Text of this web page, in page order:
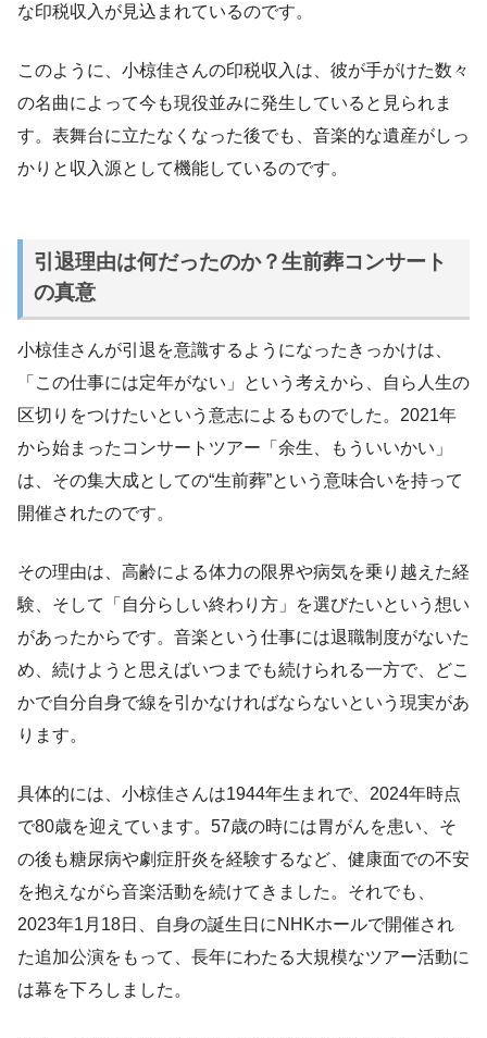
な印税収入が見込まれているのです。
このように、小椋佳さんの印税収入は、彼が手がけた数々
の名曲によって今も現役並みに発生していると見られま
す。表舞台に立たなくなった後でも、音楽的な遺産がしっ
かりと収入源として機能しているのです。
引退理由は何だったのか？生前葬コンサート
の真意
小椋佳さんが引退を意識するようになったきっかけは、
「この仕事には定年がない」という考えから、自ら人生の
区切りをつけたいという意志によるものでした。2021年
から始まったコンサートツアー「余生、もういいかい」
は、その集大成としての“生前葬”という意味合いを持って
開催されたのです。
その理由は、高齢による体力の限界や病気を乗り越えた経
験、そして「自分らしい終わり方」を選びたいという想い
があったからです。音楽という仕事には退職制度がないた
め、続けようと思えばいつまでも続けられる一方で、どこ
かで自分自身で線を引かなければならないという現実があ
ります。
具体的には、小椋佳さんは1944年生まれで、2024年時点
で80歳を迎えています。57歳の時には胃がんを患い、そ
の後も糖尿病や劇症肝炎を経験するなど、健康面での不安
を抱えながら音楽活動を続けてきました。それでも、
2023年1月18日、自身の誕生日にNHKホールで開催され
た追加公演をもって、長年にわたる大規模なツアー活動に
は幕を下ろしました。